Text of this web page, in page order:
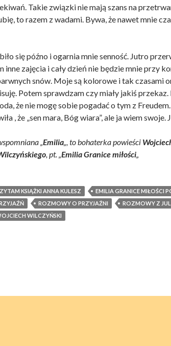
Takie związki nie mają szans na
to razem z wadami. Bywa, że nawet mnie
się późno i ogarnia mnie senność. Jutro
inne zajęcia i cały dzień nie będzie mnie przy
snów. Moje są kolorowe i tak czasami
Potem sprawdzam czy miały jakiś przekaz.
że nie mogę sobie pogadać o tym z
, że „sen mara, Bóg wiara”, ale ja wiem swoje.
„Emilia„, to bohaterka powieści
, pt. „Emilia Granice miłości„
KSIĄŻKI ANNA KULESZ
EMILIA GRANICE MIŁOŚCI
ROZMOWY O PRZYJAŹNI
ROZMOWY Z
WILCZYŃSKI